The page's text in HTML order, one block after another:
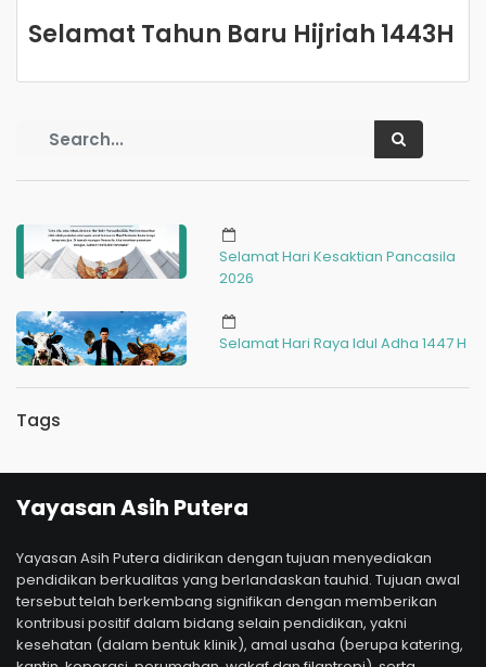
Selamat Tahun Baru Hijriah 1443H
Selamat Hari Kesaktian Pancasila
2026
Selamat Hari Raya Idul Adha 1447 H
Tags
Yayasan Asih Putera
Yayasan Asih Putera didirikan dengan tujuan menyediakan
pendidikan berkualitas yang berlandaskan tauhid. Tujuan awal
tersebut telah berkembang signifikan dengan memberikan
kontribusi positif dalam bidang selain pendidikan, yakni
kesehatan (dalam bentuk klinik), amal usaha (berupa katering,